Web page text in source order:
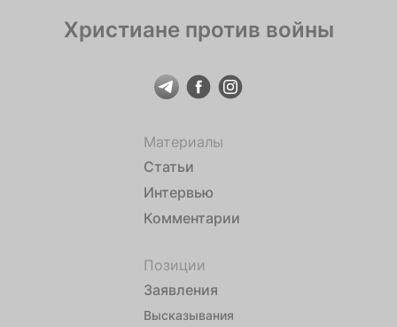
Христиане против войны
Материалы
Статьи
Интервью
Комментарии
Позиции
Заявления
Высказывания